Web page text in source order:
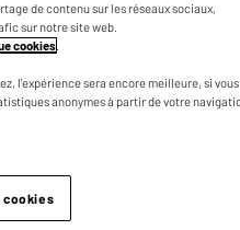
de contenu sur les réseaux sociaux,
sur notre site web.
cookies
l'expérience sera encore meilleure, si
anonymes à partir de votre
cookies